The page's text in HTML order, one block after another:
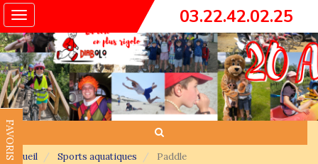
Toggle
navigation
03.22.42.02.25
FAVORIS
Accueil Sports aquatiques Paddle